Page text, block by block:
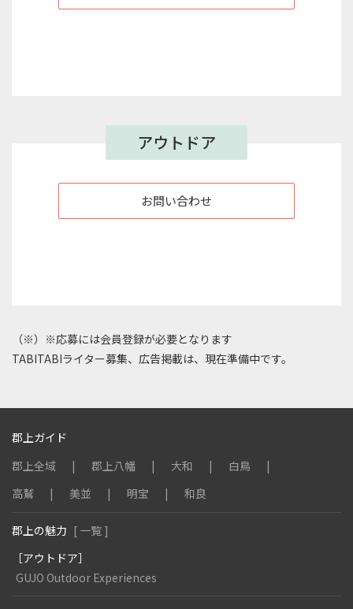
アウトドア
お問い合わせ
（※）※応募には会員登録が必要となります
TABITABIライター募集、広告掲載は、現在準備中です。
郡上ガイド
郡上全域
郡上八幡 大和
白鳥
高鷲
美並 明宝 和良
郡上の魅力 [ 一覧 ]
［アウトドア］
GUJO Outdoor Experiences